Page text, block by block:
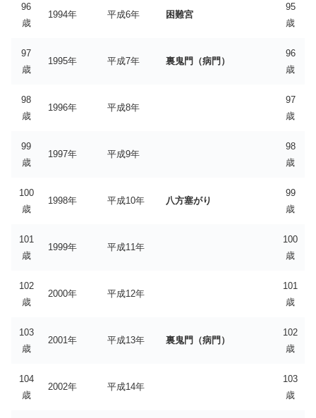
96
歳
1994年 平成6年 困難宮
95
歳
97
歳
1995年 平成7年 裏鬼門（病門）
96
歳
98
歳
1996年 平成8年
97
歳
99
歳
1997年 平成9年
98
歳
100
歳
1998年 平成10年 八方塞がり
99
歳
101
歳
1999年 平成11年
100
歳
102
歳
2000年 平成12年
101
歳
103
歳
2001年 平成13年 裏鬼門（病門）
102
歳
104
歳
2002年 平成14年
103
歳